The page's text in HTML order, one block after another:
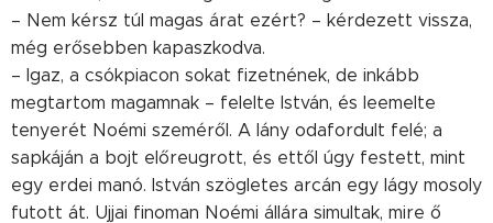
– Nem kérsz túl magas árat ezért? – kérdezett vissza,
még erősebben kapaszkodva.
– Igaz, a csókpiacon sokat fizetnének, de inkább
megtartom magamnak – felelte István, és leemelte
tenyerét Noémi szeméről. A lány odafordult felé; a
sapkáján a bojt előreugrott, és ettől úgy festett, mint
egy erdei manó. István szögletes arcán egy lágy mosoly
futott át. Ujjai finoman Noémi állára simultak, mire ő